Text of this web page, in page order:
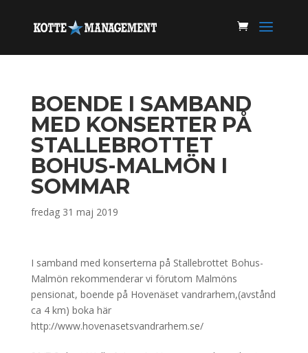
BOENDE I SAMBAND
MED KONSERTER PÅ
STALLEBROTTET
BOHUS-MALMÖN I
SOMMAR
fredag 31 maj 2019
I samband med konserterna på Stallebrottet Bohus-
Malmön rekommenderar vi förutom Malmöns
pensionat, boende på Hovenäset vandrarhem,(avstånd
ca 4 km) boka här
http://www.hovenasetsvandrarhem.se/